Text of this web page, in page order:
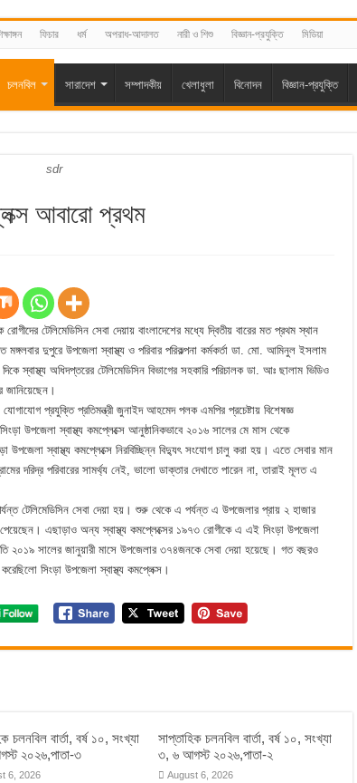
ফিচার ধর্ম অপরাধ-আদালত নারী ও শিশু বিজ্ঞান-প্রযুক্তি মিডিয়া
চলনবিল সারাদেশ সম্পাদকীয় খেলাধুলা বিনোদন বিজ্ঞান-প্রযুক্তি
sdr
আবারো প্রথম
রোগীদের টেলিমেডিসিন সেবা দেয়ায় বাংলাদেশের মধ্যে দ্বিতীয় বারের মত প্রথম স্থান
দুপুরে উপজেলা স্বাস্থ্য ও পরিবার পরিকল্পনা কর্মকর্তা ডা. মো. আমিনুল ইসলাম
স্বাস্থ্য অধিদপ্তরের টেলিমেডিসিন বিভাগের সহকারি পরিচালক ডা. আঃ ছালাম ভিডিও
জানিয়েছেন।
প্রযুক্তি প্রতিমন্ত্রী জুনাইদ আহমেদ পলক এমপির প্রচেষ্টায় বিশেষজ্ঞ
উপজেলা স্বাস্থ্য কমপ্লেক্সে আনুষ্ঠানিকভাবে ২০১৬ সালের মে মাস থেকে
উপজেলা স্বাস্থ্য কমপ্লেক্সে নিরবিচ্ছিন্ন বিদ্যুৎ সংযোগ চালু করা হয়। এতে সেবার মান
দরিদ্র পরিবারের সামর্থ্য নেই, ভালো ডাক্তার দেখাতে পারেন না, তারাই মূলত এ
টেলিমেডিসিন সেবা দেয়া হয়। শুরু থেকে এ পর্যন্ত এ উপজেলার প্রায় ২ হাজার
পেয়েছেন। এছাড়াও অন্য স্বাস্থ্য কমপ্লেক্সের ১৯৭৩ রোগীকে এ এই সিংড়া উপজেলা
২০১৯ সালের জানুয়ারী মাসে উপজেলার ৩৭৪জনকে সেবা দেয়া হয়েছে। গত বছরও
সিংড়া উপজেলা স্বাস্থ্য কমপ্লেক্স।
চলনবিল বার্তা, বর্ষ ১০, সংখ্যা
২০২৬,পাতা-৩
6, 2026
সাপ্তাহিক চলনবিল বার্তা, বর্ষ ১০, সংখ্যা
৩, ৬ আগস্ট ২০২৬,পাতা-২
August 6, 2026